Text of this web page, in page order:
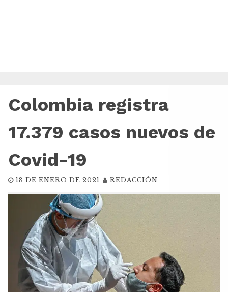
Colombia registra
17.379 casos nuevos de
Covid-19
18 DE ENERO DE 2021 REDACCIÓN